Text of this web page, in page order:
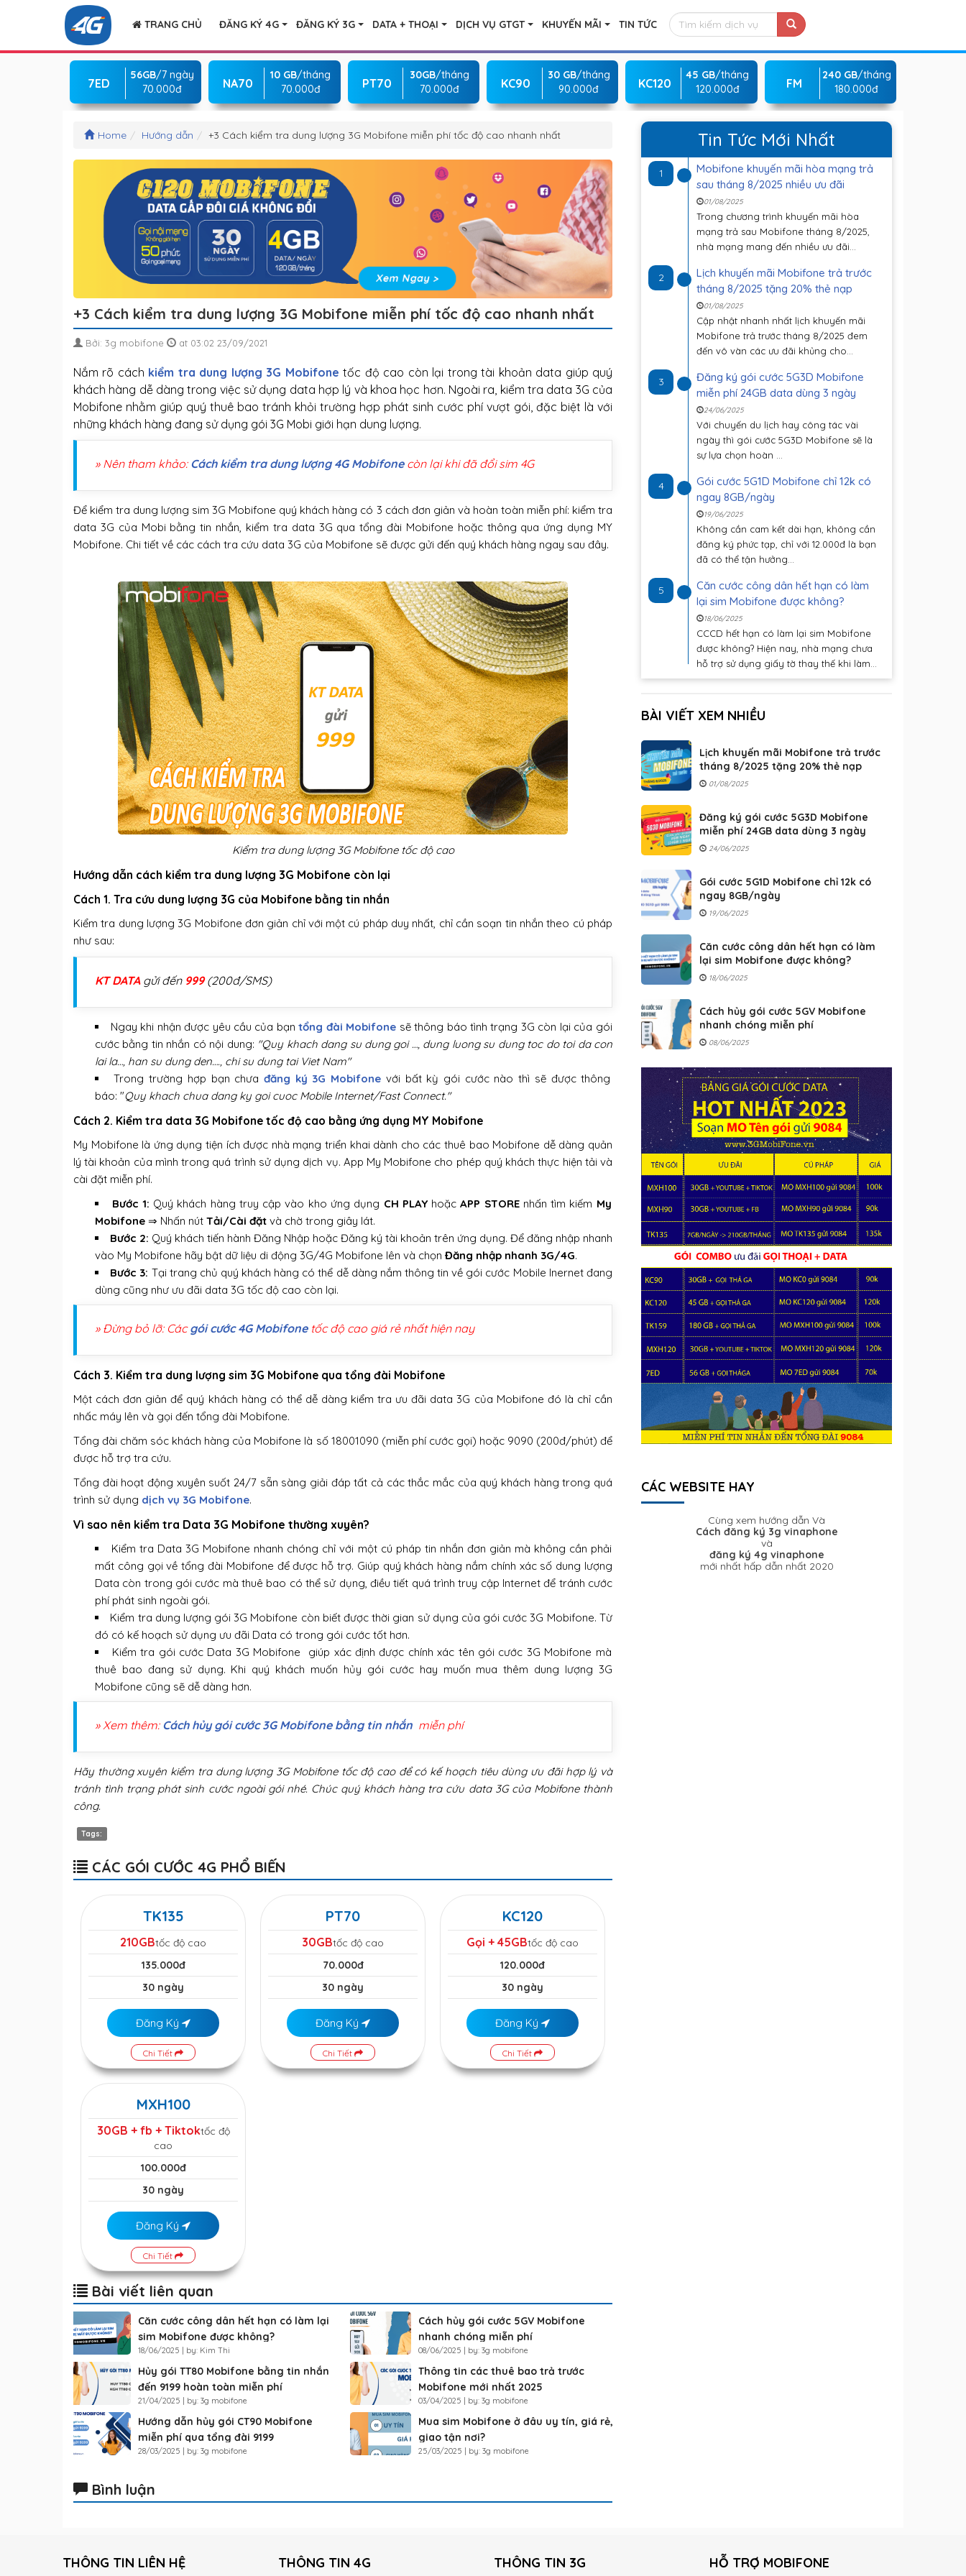
TRANG CHỦ ĐĂNG KÝ 4G ĐĂNG KÝ 3G DATA + THOẠI DỊCH VỤ GTGT KHUYẾN MÃI TIN TỨC
7ED
56GB/7 ngày
70.000đ
NA70
10 GB/tháng
70.000đ
PT70
30GB/tháng
70.000đ
KC90
30 GB/tháng
90.000đ
KC120
45 GB/tháng
120.000đ
FM
240 GB/tháng
180.000đ
Home Hướng dẫn +3 Cách kiểm tra dung lượng 3G Mobifone miễn phí tốc độ cao nhanh nhất
+3 Cách kiểm tra dung lượng 3G Mobifone miễn phí tốc độ cao nhanh nhất
Bởi: 3g mobifone at 03:02 23/09/2021
Nắm rõ cách kiểm tra dung lượng 3G Mobifone tốc độ cao còn lại trong tài khoản data giúp quý
khách hàng dễ dàng trong việc sử dụng data hợp lý và khoa học hơn. Ngoài ra, kiểm tra data 3G của
Mobifone nhằm giúp quý thuê bao tránh khỏi trường hợp phát sinh cước phí vượt gói, đặc biệt là với
những khách hàng đang sử dụng gói 3G Mobi giới hạn dung lượng.
» Nên tham khảo: Cách kiểm tra dung lượng 4G Mobifone còn lại khi đã đổi sim 4G
Để kiểm tra dung lượng sim 3G Mobifone quý khách hàng có 3 cách đơn giản và hoàn toàn miễn phí: kiểm tra
data 3G của Mobi bằng tin nhắn, kiểm tra data 3G qua tổng đài Mobifone hoặc thông qua ứng dụng MY
Mobifone. Chi tiết về các cách tra cứu data 3G của Mobifone sẽ được gửi đến quý khách hàng ngay sau đây.
Kiểm tra dung lượng 3G Mobifone tốc độ cao
Hướng dẫn cách kiểm tra dung lượng 3G Mobifone còn lại
Cách 1. Tra cứu dung lượng 3G của Mobifone bằng tin nhắn
Kiểm tra dung lượng 3G Mobifone đơn giản chỉ với một cú pháp duy nhất, chỉ cần soạn tin nhắn theo cú pháp
như sau:
KT DATA gửi đến 999 (200đ/SMS)
Ngay khi nhận được yêu cầu của bạntổng đài Mobifone sẽ thông báo tình trạng 3G còn lại của gói
cước bằng tin nhắn có nội dung: "Quy khach dang su dung goi …, dung luong su dung toc do toi da con
lai la…, han su dung den…., chi su dung tai Viet Nam"
Trong trường hợp bạn chưađăng ký 3G Mobifone với bất kỳ gói cước nào thì sẽ được thông
báo: "Quy khach chua dang ky goi cuoc Mobile Internet/Fast Connect."
Cách 2. Kiểm tra data 3G Mobifone tốc độ cao bằng ứng dụng MY Mobifone
My Mobifone là ứng dụng tiện ích được nhà mạng triển khai dành cho các thuê bao Mobifone dễ dàng quản
lý tài khoản của mình trong quá trình sử dụng dịch vụ. App My Mobifone cho phép quý khách thực hiện tải và
cài đặt miễn phí.
Bước 1: Quý khách hàng truy cập vào kho ứng dụng CH PLAYhoặcAPP STOREnhấn tìm kiếm My
Mobifone ⇒ Nhấn nút Tải/Cài đặt và chờ trong giây lát.
Bước 2: Quý khách tiến hành Đăng Nhập hoặc Đăng ký tài khoản trên ứng dụng. Để đăng nhập nhanh
vào My Mobifone hãy bật dữ liệu di động 3G/4G Mobifone lên và chọn Đăng nhập nhanh 3G/4G.
Bước 3: Tại trang chủ quý khách hàng có thể dễ dàng nắm thông tin về gói cước Mobile Inernet đang
dùng cũng như ưu đãi data 3G tốc độ cao còn lại.
» Đừng bỏ lỡ: Cácgói cước 4G Mobifonetốc độ cao giá rẻ nhất hiện nay
Cách 3. Kiểm tra dung lượng sim 3G Mobifone qua tổng đài Mobifone
Một cách đơn giản để quý khách hàng có thể dễ dàng kiểm tra ưu đãi data 3G của Mobifone đó là chỉ cần
nhấc máy lên và gọi đến tổng đài Mobifone.
Tổng đài chăm sóc khách hàng của Mobifone là số 18001090 (miễn phí cước gọi) hoặc 9090 (200đ/phút) để
được hỗ trợ tra cứu.
Tổng đài hoạt động xuyên suốt 24/7 sẵn sàng giải đáp tất cả các thắc mắc của quý khách hàng trong quá
trình sử dụng dịch vụ 3G Mobifone.
Vì sao nên kiểm tra Data 3G Mobifone thường xuyên?
Kiểm tra Data 3G Mobifone nhanh chóng chỉ với một cú pháp tin nhắn đơn giản mà không cần phải
mất công gọi về tổng đài Mobifone để được hỗ trợ. Giúp quý khách hàng nắm chính xác số dung lượng
Data còn trong gói cước mà thuê bao có thể sử dụng, điều tiết quá trình truy cập Internet để tránh cước
phí phát sinh ngoài gói.
Kiểm tra dung lượng gói 3G Mobifone còn biết được thời gian sử dụng của gói cước 3G Mobifone. Từ
đó có kế hoạch sử dụng ưu đãi Data có trong gói cước tốt hơn.
Kiểm tra gói cước Data 3G Mobifone giúp xác định được chính xác tên gói cước 3G Mobifone mà
thuê bao đang sử dụng. Khi quý khách muốn hủy gói cước hay muốn mua thêm dung lượng 3G
Mobifone cũng sẽ dễ dàng hơn.
» Xem thêm: Cách hủy gói cước 3G Mobifone bằng tin nhắn miễn phí
Hãy thường xuyên kiểm tra dung lượng 3G Mobifone tốc độ cao để có kế hoạch tiêu dùng ưu đãi hợp lý và
tránh tình trạng phát sinh cước ngoài gói nhé. Chúc quý khách hàng tra cứu data 3G của Mobifone thành
công.
Tags:
CÁC GÓI CƯỚC 4G PHỔ BIẾN
TK135
210GBtốc độ cao
135.000đ
30 ngày
Đăng Ký
Chi Tiết
PT70
30GBtốc độ cao
70.000đ
30 ngày
Đăng Ký
Chi Tiết
KC120
Gọi + 45GBtốc độ cao
120.000đ
30 ngày
Đăng Ký
Chi Tiết
MXH100
30GB + fb + Tiktoktốc độ
cao
100.000đ
30 ngày
Đăng Ký
Chi Tiết
Bài viết liên quan
Căn cước công dân hết hạn có làm lại
sim Mobifone được không?
18/06/2025 | by: Kim Thi
Cách hủy gói cước 5GV Mobifone
nhanh chóng miễn phí
08/06/2025 | by: 3g mobifone
Hủy gói TT80 Mobifone bằng tin nhắn
đến 9199 hoàn toàn miễn phí
21/04/2025 | by: 3g mobifone
Thông tin các thuê bao trả trước
Mobifone mới nhất 2025
03/04/2025 | by: 3g mobifone
Hướng dẫn hủy gói CT90 Mobifone
miễn phí qua tổng đài 9199
28/03/2025 | by: 3g mobifone
Mua sim Mobifone ở đâu uy tín, giá rẻ,
giao tận nơi?
25/03/2025 | by: 3g mobifone
Bình luận
Tin Tức Mới Nhất
1
Mobifone khuyến mãi hòa mạng trả
sau tháng 8/2025 nhiều ưu đãi
01/08/2025
Trong chương trình khuyến mãi hòa
mạng trả sau Mobifone tháng 8/2025,
nhà mạng mang đến nhiều ưu đãi...
2
Lịch khuyến mãi Mobifone trả trước
tháng 8/2025 tặng 20% thẻ nạp
01/08/2025
Cập nhật nhanh nhất lịch khuyến mãi
Mobifone trả trước tháng 8/2025 đem
đến vô vàn các ưu đãi khủng cho...
3
Đăng ký gói cước 5G3D Mobifone
miễn phí 24GB data dùng 3 ngày
24/06/2025
Với chuyến du lịch hay công tác vài
ngày thì gói cước 5G3D Mobifone sẽ là
sự lựa chọn hoàn ...
4
Gói cước 5G1D Mobifone chỉ 12k có
ngay 8GB/ngày
19/06/2025
Không cần cam kết dài hạn, không cần
đăng ký phức tạp, chỉ với 12.000đ là bạn
đã có thể tận hưởng...
5
Căn cước công dân hết hạn có làm
lại sim Mobifone được không?
18/06/2025
CCCD hết hạn có làm lại sim Mobifone
được không? Hiện nay, nhà mạng chưa
hỗ trợ sử dụng giấy tờ thay thế khi làm...
BÀI VIẾT XEM NHIỀU
Lịch khuyến mãi Mobifone trả trước
tháng 8/2025 tặng 20% thẻ nạp
01/08/2025
Đăng ký gói cước 5G3D Mobifone
miễn phí 24GB data dùng 3 ngày
24/06/2025
Gói cước 5G1D Mobifone chỉ 12k có
ngay 8GB/ngày
19/06/2025
Căn cước công dân hết hạn có làm
lại sim Mobifone được không?
18/06/2025
Cách hủy gói cước 5GV Mobifone
nhanh chóng miễn phí
08/06/2025
CÁC WEBSITE HAY
Cùng xem hướng dẫn Và
Cách đăng ký 3g vinaphone
và
đăng ký 4g vinaphone
mới nhất hấp dẫn nhất 2020
THÔNG TIN LIÊN HỆ THÔNG TIN 4G THÔNG TIN 3G HỖ TRỢ MOBIFONE